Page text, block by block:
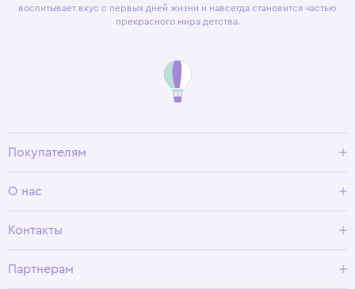
воспитывает вкус с первых дней жизни и навсегда становится частью
прекрасного мира детства.
Покупателям
Условия возврата
О нас
Программа лояльности
Контакты
Партнерам